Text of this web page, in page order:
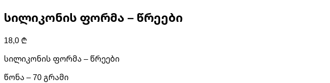
სილიკონის ფორმა – წრეები
18,0 ₾
სილიკონის ფორმა – წრეები
წონა – 70 გრამი